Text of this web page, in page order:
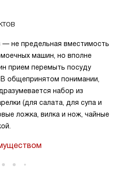
не предельная вместимость
машин, но вполне
прием перемыть посуду
общепринятом понимании,
набор из
(для салата, для супа и
ложка, вилка и нож, чайные